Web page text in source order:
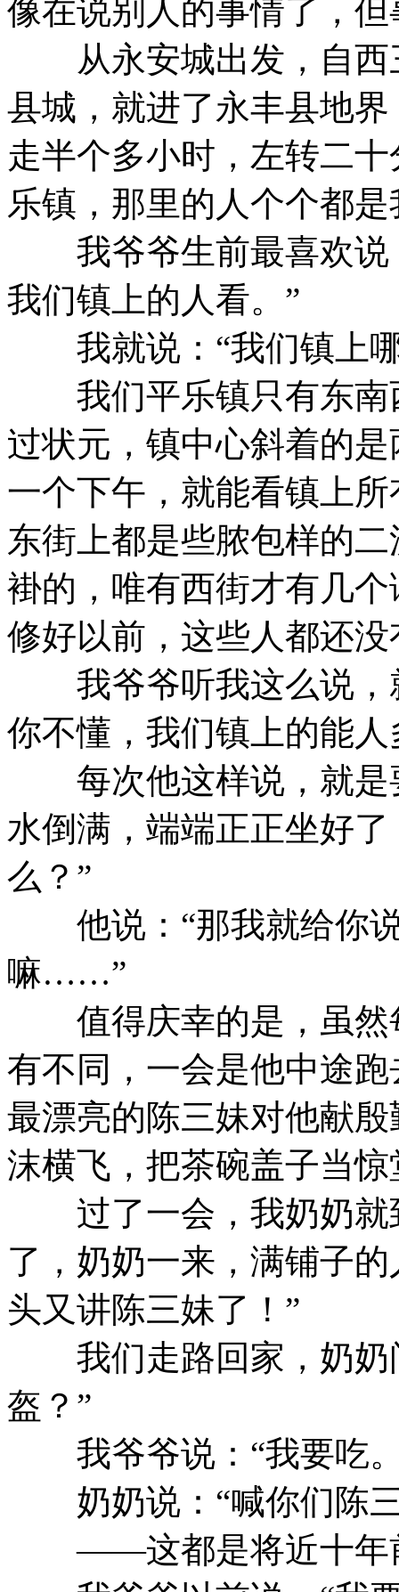
像在说别人的事情了，
从永安城出发，自西
县城，就进了永丰县地
走半个多小时，左转二
乐镇，那里的人个个都
我爷爷生前最喜欢说
我们镇上的人看。”
我就说：“我们镇上哪
我们平乐镇只有东南
过状元，镇中心斜着的
一个下午，就能看镇上
东街上都是些脓包样的
褂的，唯有西街才有几
修好以前，这些人都还
我爷爷听我这么说，
你不懂，我们镇上的能人
每次他这样说，就是
水倒满，端端正正坐好
么？”
他说：“那我就给你说
嘛……”
值得庆幸的是，虽然
有不同，一会是他中途
最漂亮的陈三妹对他献
沫横飞，把茶碗盖子当
过了一会，我奶奶就
了，奶奶一来，满铺子
头又讲陈三妹了！”
我们走路回家，奶奶
盔？”
我爷爷说：“我要吃
奶奶说：“喊你们陈三
——这都是将近十年